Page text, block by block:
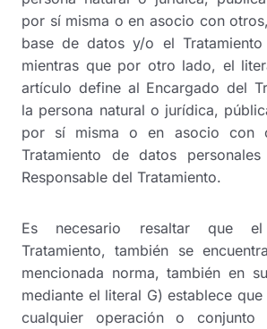
por sí misma o en asocio con
base de datos y/o el
mientras que por otro lado, el
artículo define al Encargado del
la persona natural o jurídica,
por sí misma o en asocio con
Tratamiento de datos
Responsable del Tratamiento.
Es necesario resaltar que
Tratamiento, también se
mencionada norma, también en
mediante el literal G) establece
cualquier operación o conjunto